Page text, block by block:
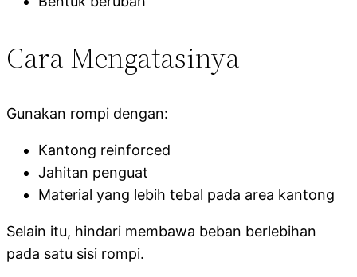
Cara Mengatasinya
Gunakan rompi dengan:
Kantong reinforced
Jahitan penguat
Material yang lebih tebal pada area kantong
Selain itu, hindari membawa beban berlebihan
pada satu sisi rompi.